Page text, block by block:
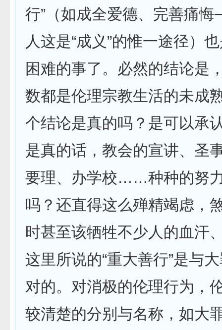
行”（如成全爱德、完善痛
人这是“成义”的惟一途径）
困难的事了。必然的结论是
数都是伦理宗教生活的未成
个结论是真的吗？是可以承
是真的话，教会的宣讲、圣
要理、办学校……种种的努
吗？还直得这么殚精竭虑，
时甚至该牺牲不少人的血汗
这里所说的“重大善行”是与
对的。对消极的伦理行为，
较清楚的分别与名称，如大